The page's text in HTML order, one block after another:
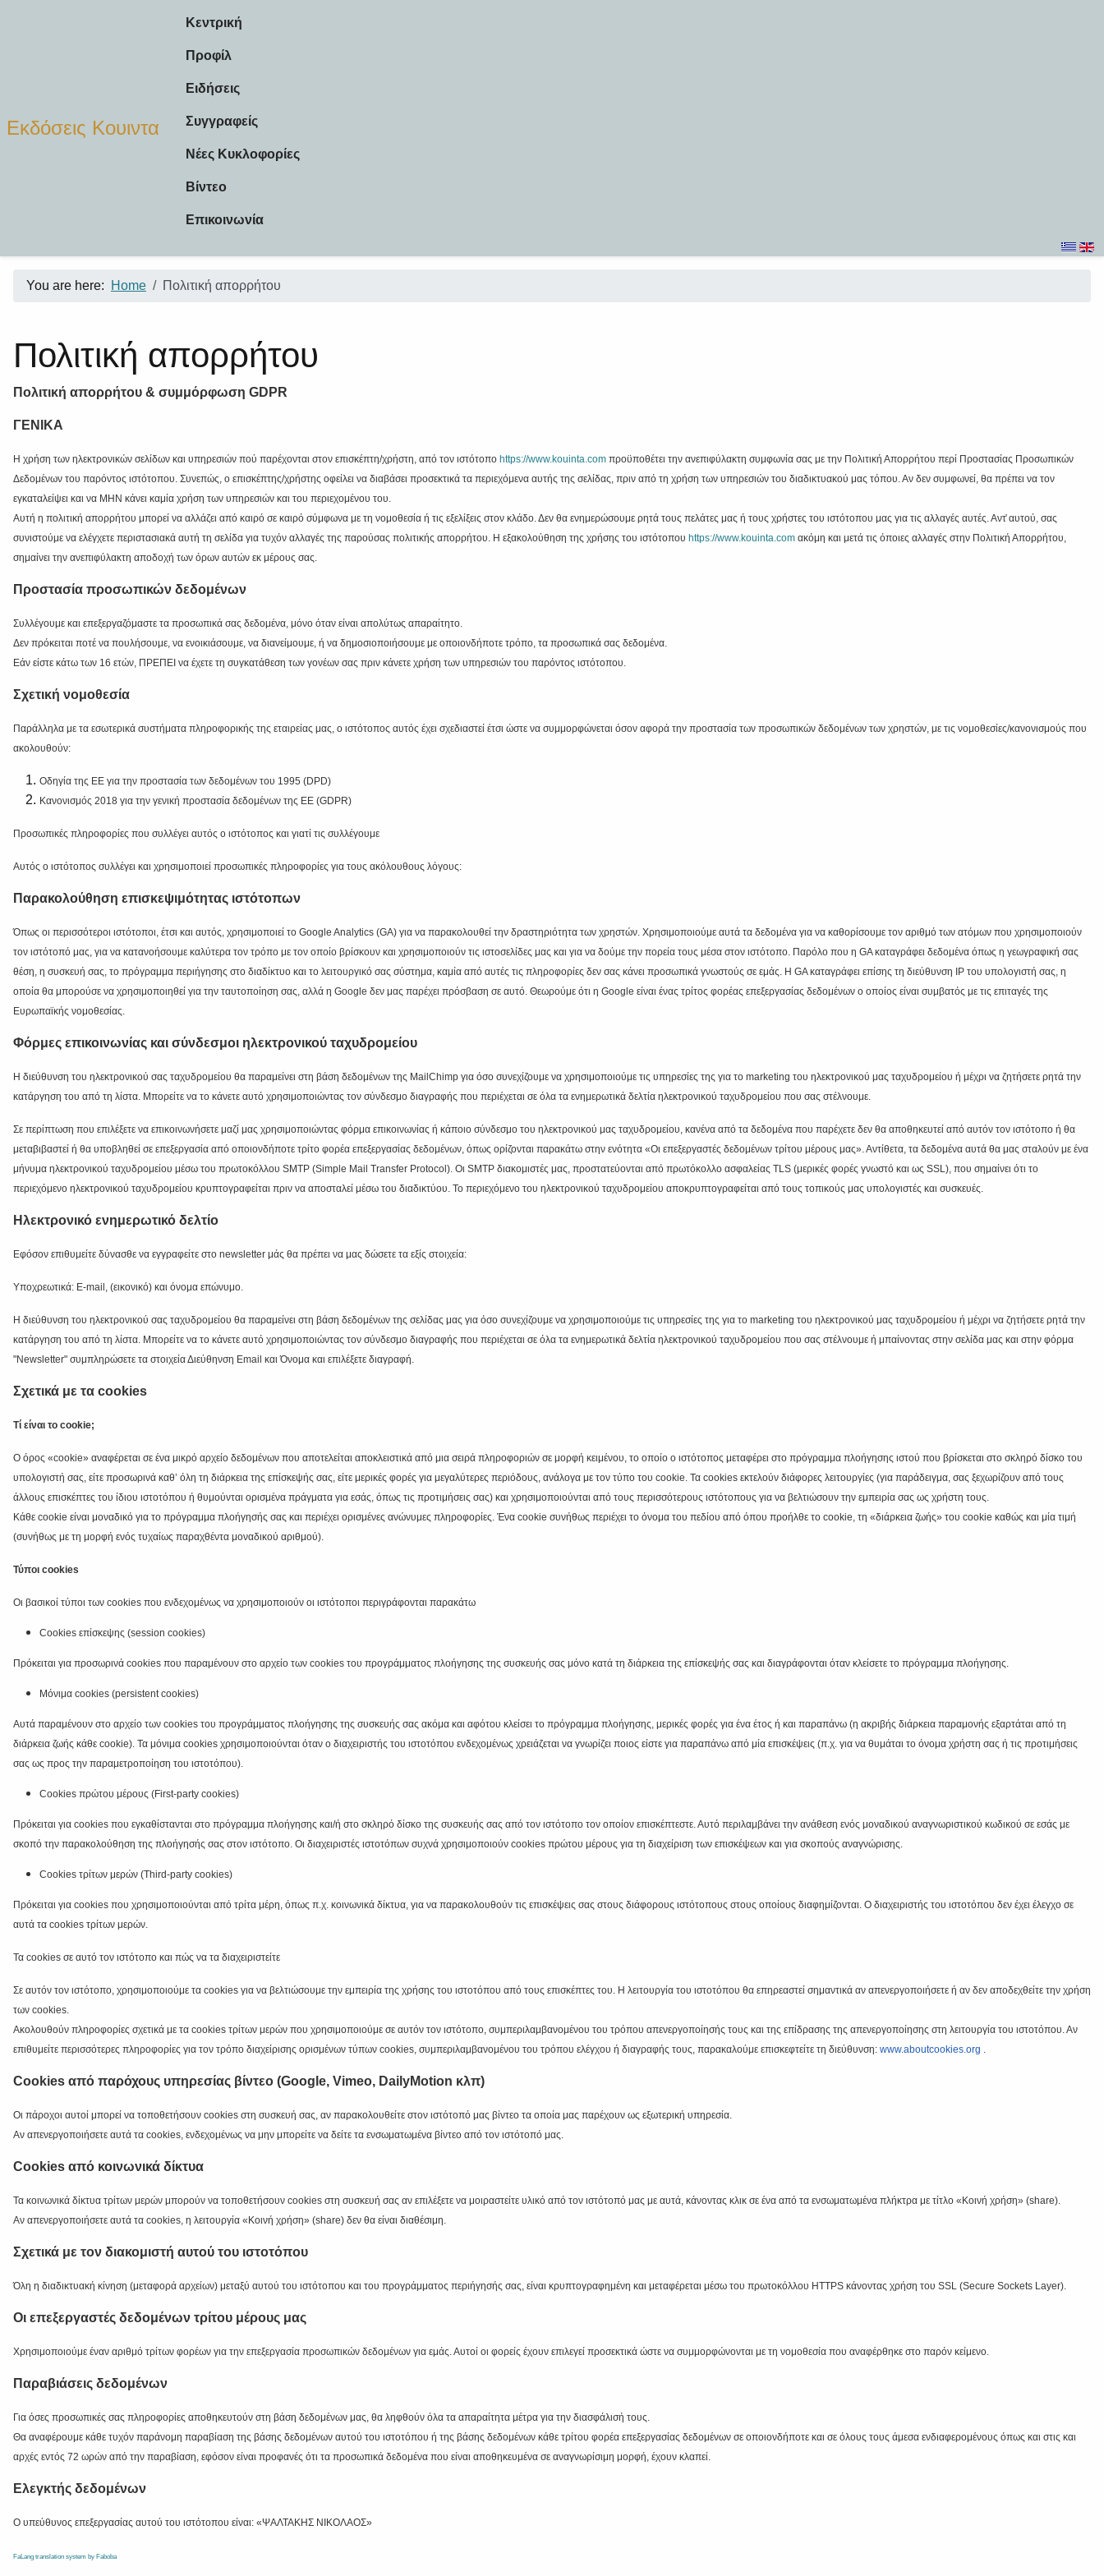
Εκδόσεις Κουιντα
Κεντρική
Προφίλ
Ειδήσεις
Συγγραφείς
Νέες Κυκλοφορίες
Βίντεο
Επικοινωνία
You are here: Home Πολιτική απορρήτου
Πολιτική απορρήτου
Πολιτική απορρήτου & συμμόρφωση GDPR
ΓΕΝΙΚΑ
Η χρήση των ηλεκτρονικών σελίδων και υπηρεσιών πού παρέχονται στον επισκέπτη/χρήστη, από τον ιστότοπο https://www.kouinta.com προϋποθέτει την ανεπιφύλακτη συμφωνία σας με την Πολιτική Απορρήτου περί Προστασίας Προσωπικών
Δεδομένων του παρόντος ιστότοπου. Συνεπώς, ο επισκέπτης/χρήστης οφείλει να διαβάσει προσεκτικά τα περιεχόμενα αυτής της σελίδας, πριν από τη χρήση των υπηρεσιών του διαδικτυακού μας τόπου. Αν δεν συμφωνεί, θα πρέπει να τον
εγκαταλείψει και να ΜΗΝ κάνει καμία χρήση των υπηρεσιών και του περιεχομένου του.
Αυτή η πολιτική απορρήτου μπορεί να αλλάζει από καιρό σε καιρό σύμφωνα με τη νομοθεσία ή τις εξελίξεις στον κλάδο. Δεν θα ενημερώσουμε ρητά τους πελάτες μας ή τους χρήστες του ιστότοπου μας για τις αλλαγές αυτές. Αντ̓ αυτού, σας
συνιστούμε να ελέγχετε περιστασιακά αυτή τη σελίδα για τυχόν αλλαγές της παρούσας πολιτικής απορρήτου. Η εξακολούθηση της χρήσης του ιστότοπου https://www.kouinta.com ακόμη και μετά τις όποιες αλλαγές στην Πολιτική Απορρήτου,
σημαίνει την ανεπιφύλακτη αποδοχή των όρων αυτών εκ μέρους σας.
Προστασία προσωπικών δεδομένων
Συλλέγουμε και επεξεργαζόμαστε τα προσωπικά σας δεδομένα, μόνο όταν είναι απολύτως απαραίτητο.
Δεν πρόκειται ποτέ να πουλήσουμε, να ενοικιάσουμε, να διανείμουμε, ή να δημοσιοποιήσουμε με οποιονδήποτε τρόπο, τα προσωπικά σας δεδομένα.
Εάν είστε κάτω των 16 ετών, ΠΡΕΠΕΙ να έχετε τη συγκατάθεση των γονέων σας πριν κάνετε χρήση των υπηρεσιών του παρόντος ιστότοπου.
Σχετική νομοθεσία
Παράλληλα με τα εσωτερικά συστήματα πληροφορικής της εταιρείας μας, ο ιστότοπος αυτός έχει σχεδιαστεί έτσι ώστε να συμμορφώνεται όσον αφορά την προστασία των προσωπικών δεδομένων των χρηστών, με τις νομοθεσίες/κανονισμούς που
ακολουθούν:
Οδηγία της ΕΕ για την προστασία των δεδομένων του 1995 (DPD)
Κανονισμός 2018 για την γενική προστασία δεδομένων της ΕΕ (GDPR)
Προσωπικές πληροφορίες που συλλέγει αυτός ο ιστότοπος και γιατί τις συλλέγουμε
Αυτός ο ιστότοπος συλλέγει και χρησιμοποιεί προσωπικές πληροφορίες για τους ακόλουθους λόγους:
Παρακολούθηση επισκεψιμότητας ιστότοπων
Όπως οι περισσότεροι ιστότοποι, έτσι και αυτός, χρησιμοποιεί το Google Analytics (GA) για να παρακολουθεί την δραστηριότητα των χρηστών. Χρησιμοποιούμε αυτά τα δεδομένα για να καθορίσουμε τον αριθμό των ατόμων που χρησιμοποιούν
τον ιστότοπό μας, για να κατανοήσουμε καλύτερα τον τρόπο με τον οποίο βρίσκουν και χρησιμοποιούν τις ιστοσελίδες μας και για να δούμε την πορεία τους μέσα στον ιστότοπο. Παρόλο που η GA καταγράφει δεδομένα όπως η γεωγραφική σας
θέση, η συσκευή σας, το πρόγραμμα περιήγησης στο διαδίκτυο και το λειτουργικό σας σύστημα, καμία από αυτές τις πληροφορίες δεν σας κάνει προσωπικά γνωστούς σε εμάς. Η GA καταγράφει επίσης τη διεύθυνση IP του υπολογιστή σας, η
οποία θα μπορούσε να χρησιμοποιηθεί για την ταυτοποίηση σας, αλλά η Google δεν μας παρέχει πρόσβαση σε αυτό. Θεωρούμε ότι η Google είναι ένας τρίτος φορέας επεξεργασίας δεδομένων ο οποίος είναι συμβατός με τις επιταγές της
Ευρωπαϊκής νομοθεσίας.
Φόρμες επικοινωνίας και σύνδεσμοι ηλεκτρονικού ταχυδρομείου
Η διεύθυνση του ηλεκτρονικού σας ταχυδρομείου θα παραμείνει στη βάση δεδομένων της MailChimp για όσο συνεχίζουμε να χρησιμοποιούμε τις υπηρεσίες της για το marketing του ηλεκτρονικού μας ταχυδρομείου ή μέχρι να ζητήσετε ρητά την
κατάργηση του από τη λίστα. Μπορείτε να το κάνετε αυτό χρησιμοποιώντας τον σύνδεσμο διαγραφής που περιέχεται σε όλα τα ενημερωτικά δελτία ηλεκτρονικού ταχυδρομείου που σας στέλνουμε.
Σε περίπτωση που επιλέξετε να επικοινωνήσετε μαζί μας χρησιμοποιώντας φόρμα επικοινωνίας ή κάποιο σύνδεσμο του ηλεκτρονικού μας ταχυδρομείου, κανένα από τα δεδομένα που παρέχετε δεν θα αποθηκευτεί από αυτόν τον ιστότοπο ή θα
μεταβιβαστεί ή θα υποβληθεί σε επεξεργασία από οποιονδήποτε τρίτο φορέα επεξεργασίας δεδομένων, όπως ορίζονται παρακάτω στην ενότητα «Οι επεξεργαστές δεδομένων τρίτου μέρους μας». Αντίθετα, τα δεδομένα αυτά θα μας σταλούν με ένα
μήνυμα ηλεκτρονικού ταχυδρομείου μέσω του πρωτοκόλλου SMTP (Simple Mail Transfer Protocol). Οι SMTP διακομιστές μας, προστατεύονται από πρωτόκολλο ασφαλείας TLS (μερικές φορές γνωστό και ως SSL), που σημαίνει ότι το
περιεχόμενο ηλεκτρονικού ταχυδρομείου κρυπτογραφείται πριν να αποσταλεί μέσω του διαδικτύου. Το περιεχόμενο του ηλεκτρονικού ταχυδρομείου αποκρυπτογραφείται από τους τοπικούς μας υπολογιστές και συσκευές.
Ηλεκτρονικό ενημερωτικό δελτίο
Εφόσον επιθυμείτε δύνασθε να εγγραφείτε στο newsletter μάς θα πρέπει να μας δώσετε τα εξίς στοιχεία:
Υποχρεωτικά: Ε-mail, (εικονικό) και όνομα επώνυμο.
Η διεύθυνση του ηλεκτρονικού σας ταχυδρομείου θα παραμείνει στη βάση δεδομένων της σελίδας μας για όσο συνεχίζουμε να χρησιμοποιούμε τις υπηρεσίες της για το marketing του ηλεκτρονικού μας ταχυδρομείου ή μέχρι να ζητήσετε ρητά την
κατάργηση του από τη λίστα. Μπορείτε να το κάνετε αυτό χρησιμοποιώντας τον σύνδεσμο διαγραφής που περιέχεται σε όλα τα ενημερωτικά δελτία ηλεκτρονικού ταχυδρομείου που σας στέλνουμε ή μπαίνοντας στην σελίδα μας και στην φόρμα
"Newsletter" συμπληρώσετε τα στοιχεία Διεύθηνση Email και Όνομα και επιλέξετε διαγραφή.
Σχετικά με τα cookies
Τί είναι το cookie;
Ο όρος «cookie» αναφέρεται σε ένα μικρό αρχείο δεδομένων που αποτελείται αποκλειστικά από μια σειρά πληροφοριών σε μορφή κειμένου, το οποίο ο ιστότοπος μεταφέρει στο πρόγραμμα πλοήγησης ιστού που βρίσκεται στο σκληρό δίσκο του
υπολογιστή σας, είτε προσωρινά καθ’ όλη τη διάρκεια της επίσκεψής σας, είτε μερικές φορές για μεγαλύτερες περιόδους, ανάλογα με τον τύπο του cookie. Τα cookies εκτελούν διάφορες λειτουργίες (για παράδειγμα, σας ξεχωρίζουν από τους
άλλους επισκέπτες του ίδιου ιστοτόπου ή θυμούνται ορισμένα πράγματα για εσάς, όπως τις προτιμήσεις σας) και χρησιμοποιούνται από τους περισσότερους ιστότοπους για να βελτιώσουν την εμπειρία σας ως χρήστη τους.
Κάθε cookie είναι μοναδικό για το πρόγραμμα πλοήγησής σας και περιέχει ορισμένες ανώνυμες πληροφορίες. Ένα cookie συνήθως περιέχει το όνομα του πεδίου από όπου προήλθε το cookie, τη «διάρκεια ζωής» του cookie καθώς και μία τιμή
(συνήθως με τη μορφή ενός τυχαίως παραχθέντα μοναδικού αριθμού).
Τύποι cookies
Οι βασικοί τύποι των cookies που ενδεχομένως να χρησιμοποιούν οι ιστότοποι περιγράφονται παρακάτω
Cookies επίσκεψης (session cookies)
Πρόκειται για προσωρινά cookies που παραμένουν στο αρχείο των cookies του προγράμματος πλοήγησης της συσκευής σας μόνο κατά τη διάρκεια της επίσκεψής σας και διαγράφονται όταν κλείσετε το πρόγραμμα πλοήγησης.
Μόνιμα cookies (persistent cookies)
Αυτά παραμένουν στο αρχείο των cookies του προγράμματος πλοήγησης της συσκευής σας ακόμα και αφότου κλείσει το πρόγραμμα πλοήγησης, μερικές φορές για ένα έτος ή και παραπάνω (η ακριβής διάρκεια παραμονής εξαρτάται από τη
διάρκεια ζωής κάθε cookie). Τα μόνιμα cookies χρησιμοποιούνται όταν ο διαχειριστής του ιστοτόπου ενδεχομένως χρειάζεται να γνωρίζει ποιος είστε για παραπάνω από μία επισκέψεις (π.χ. για να θυμάται το όνομα χρήστη σας ή τις προτιμήσεις
σας ως προς την παραμετροποίηση του ιστοτόπου).
Cookies πρώτου μέρους (First-party cookies)
Πρόκειται για cookies που εγκαθίστανται στο πρόγραμμα πλοήγησης και/ή στο σκληρό δίσκο της συσκευής σας από τον ιστότοπο τον οποίον επισκέπτεστε. Αυτό περιλαμβάνει την ανάθεση ενός μοναδικού αναγνωριστικού κωδικού σε εσάς με
σκοπό την παρακολούθηση της πλοήγησής σας στον ιστότοπο. Οι διαχειριστές ιστοτόπων συχνά χρησιμοποιούν cookies πρώτου μέρους για τη διαχείριση των επισκέψεων και για σκοπούς αναγνώρισης.
Cookies τρίτων μερών (Third-party cookies)
Πρόκειται για cookies που χρησιμοποιούνται από τρίτα μέρη, όπως π.χ. κοινωνικά δίκτυα, για να παρακολουθούν τις επισκέψεις σας στους διάφορους ιστότοπους στους οποίους διαφημίζονται. Ο διαχειριστής του ιστοτόπου δεν έχει έλεγχο σε
αυτά τα cookies τρίτων μερών.
Τα cookies σε αυτό τον ιστότοπο και πώς να τα διαχειριστείτε
Σε αυτόν τον ιστότοπο, χρησιμοποιούμε τα cookies για να βελτιώσουμε την εμπειρία της χρήσης του ιστοτόπου από τους επισκέπτες του. Η λειτουργία του ιστοτόπου θα επηρεαστεί σημαντικά αν απενεργοποιήσετε ή αν δεν αποδεχθείτε την χρήση
των cookies.
Ακολουθούν πληροφορίες σχετικά με τα cookies τρίτων μερών που χρησιμοποιούμε σε αυτόν τον ιστότοπο, συμπεριλαμβανομένου του τρόπου απενεργοποίησής τους και της επίδρασης της απενεργοποίησης στη λειτουργία του ιστοτόπου. Αν
επιθυμείτε περισσότερες πληροφορίες για τον τρόπο διαχείρισης ορισμένων τύπων cookies, συμπεριλαμβανομένου του τρόπου ελέγχου ή διαγραφής τους, παρακαλούμε επισκεφτείτε τη διεύθυνση: www.aboutcookies.org .
Cookies από παρόχους υπηρεσίας βίντεο (Google, Vimeo, DailyMotion κλπ)
Οι πάροχοι αυτοί μπορεί να τοποθετήσουν cookies στη συσκευή σας, αν παρακολουθείτε στον ιστότοπό μας βίντεο τα οποία μας παρέχουν ως εξωτερική υπηρεσία.
Αν απενεργοποιήσετε αυτά τα cookies, ενδεχομένως να μην μπορείτε να δείτε τα ενσωματωμένα βίντεο από τον ιστότοπό μας.
Cookies από κοινωνικά δίκτυα
Τα κοινωνικά δίκτυα τρίτων μερών μπορούν να τοποθετήσουν cookies στη συσκευή σας αν επιλέξετε να μοιραστείτε υλικό από τον ιστότοπό μας με αυτά, κάνοντας κλικ σε ένα από τα ενσωματωμένα πλήκτρα με τίτλο «Κοινή χρήση» (share).
Αν απενεργοποιήσετε αυτά τα cookies, η λειτουργία «Κοινή χρήση» (share) δεν θα είναι διαθέσιμη.
Σχετικά με τον διακομιστή αυτού του ιστοτόπου
Όλη η διαδικτυακή κίνηση (μεταφορά αρχείων) μεταξύ αυτού του ιστότοπου και του προγράμματος περιήγησής σας, είναι κρυπτογραφημένη και μεταφέρεται μέσω του πρωτοκόλλου HTTPS κάνοντας χρήση του SSL (Secure Sockets Layer).
Οι επεξεργαστές δεδομένων τρίτου μέρους μας
Χρησιμοποιούμε έναν αριθμό τρίτων φορέων για την επεξεργασία προσωπικών δεδομένων για εμάς. Αυτοί οι φορείς έχουν επιλεγεί προσεκτικά ώστε να συμμορφώνονται με τη νομοθεσία που αναφέρθηκε στο παρόν κείμενο.
Παραβιάσεις δεδομένων
Για όσες προσωπικές σας πληροφορίες αποθηκευτούν στη βάση δεδομένων μας, θα ληφθούν όλα τα απαραίτητα μέτρα για την διασφάλισή τους.
Θα αναφέρουμε κάθε τυχόν παράνομη παραβίαση της βάσης δεδομένων αυτού του ιστοτόπου ή της βάσης δεδομένων κάθε τρίτου φορέα επεξεργασίας δεδομένων σε οποιονδήποτε και σε όλους τους άμεσα ενδιαφερομένους όπως και στις και
αρχές εντός 72 ωρών από την παραβίαση, εφόσον είναι προφανές ότι τα προσωπικά δεδομένα που είναι αποθηκευμένα σε αναγνωρίσιμη μορφή, έχουν κλαπεί.
Ελεγκτής δεδομένων
Ο υπεύθυνος επεξεργασίας αυτού του ιστότοπου είναι: «ΨΑΛΤΑΚΗΣ ΝΙΚΟΛΑΟΣ»
FaLang translation system by Faboba